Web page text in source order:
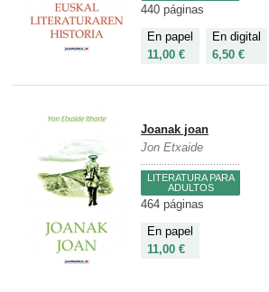
440 páginas
En papel
11,00 €
En digital
6,50 €
Joanak joan
Jon Etxaide
LITERATURA PARA
ADULTOS
464 páginas
En papel
11,00 €